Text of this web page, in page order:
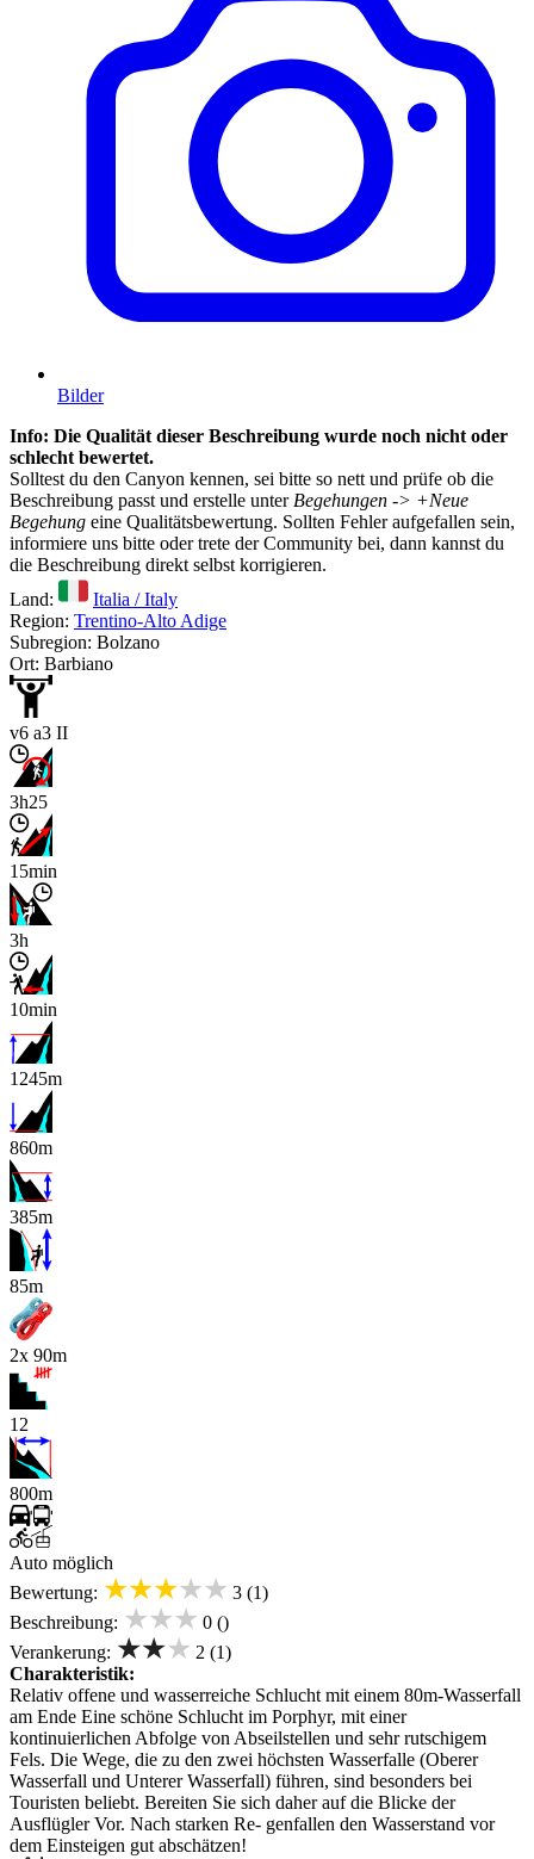
Bilder
Info: Die Qualität dieser Beschreibung wurde noch nicht oder
schlecht bewertet.
Solltest du den Canyon kennen, sei bitte so nett und prüfe ob die
Beschreibung passt und erstelle unter Begehungen -> +Neue
Begehung eine Qualitätsbewertung. Sollten Fehler aufgefallen sein,
informiere uns bitte oder trete der Community bei, dann kannst du
die Beschreibung direkt selbst korrigieren.
Land:
Italia / Italy
Region: Trentino-Alto Adige
Subregion: Bolzano
Ort: Barbiano
v6 a3 II
3h25
15min
3h
10min
1245m
860m
385m
x
85m
2x 90m
12
800m
Auto möglich
Bewertung: ★★★★★ 3 (1)
Beschreibung: ★★★ 0 ()
Verankerung: ★★★ 2 (1)
Charakteristik:
Relativ offene und wasserreiche Schlucht mit einem 80m-Wasserfall
am Ende Eine schöne Schlucht im Porphyr, mit einer
kontinuierlichen Abfolge von Abseilstellen und sehr rutschigem
Fels. Die Wege, die zu den zwei höchsten Wasserfalle (Oberer
Wasserfall und Unterer Wasserfall) führen, sind besonders bei
Touristen beliebt. Bereiten Sie sich daher auf die Blicke der
Ausflügler Vor. Nach starken Re- genfallen den Wasserstand vor
dem Einsteigen gut abschätzen!